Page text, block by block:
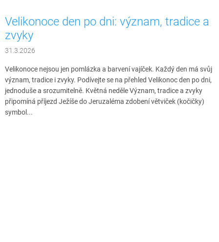
Velikonoce den po dni: význam, tradice a
zvyky
31.3.2026
Velikonoce nejsou jen pomlázka a barvení vajíček. Každý den má svůj
význam, tradice i zvyky. Podívejte se na přehled Velikonoc den po dni,
jednoduše a srozumitelně. Květná neděle Význam, tradice a zvyky
připomíná příjezd Ježíše do Jeruzaléma zdobení větviček (kočičky)
symbol...